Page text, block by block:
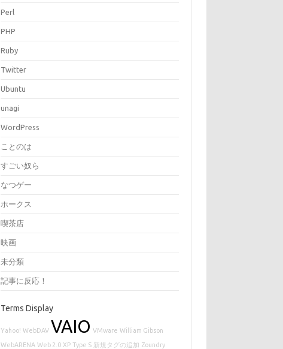
Perl
PHP
Ruby
Twitter
Ubuntu
unagi
WordPress
ことのは
すごい奴ら
なつゲー
ホークス
喫茶店
映画
未分類
記事に反応！
Terms Display
Yahoo! WebDAV VAIO VMware William Gibson
WebARENA Web 2.0 XP Type S 新規タグの追加 Zoundry